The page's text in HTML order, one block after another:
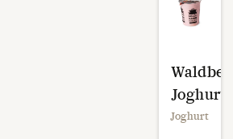
Joghurt
Joghurt